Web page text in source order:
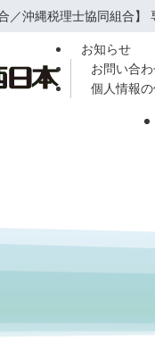
／沖縄税理士協同組合
お知らせ
お問い合
個人情報